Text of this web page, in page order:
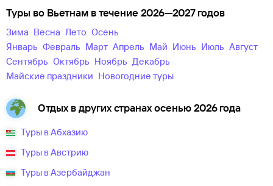
Туры во Вьетнам в течение 2026—2027 годов
зима весна лето
осень
Январь
Февраль Март Апрель Май Июнь Июль
Август
Сентябрь
Октябрь Ноябрь
Декабрь
майские праздники
новогодние туры
Отдых в других странах осенью 2026 года
Туры в Абхазию
Туры в Австрию
Туры в Азербайджан